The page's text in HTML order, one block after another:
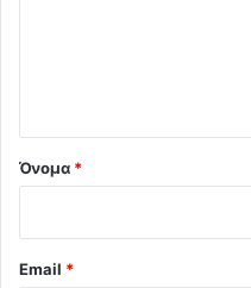
Όνομα *
Email *